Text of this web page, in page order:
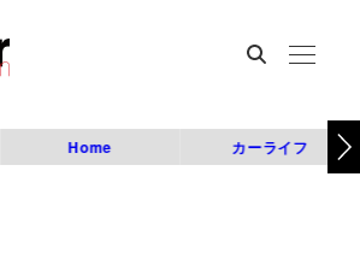
Home カーライフ